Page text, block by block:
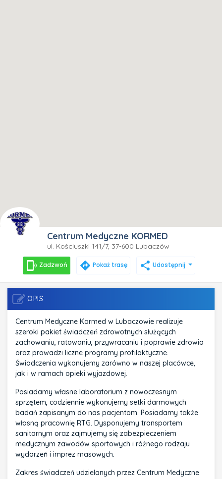
Centrum Medyczne KORMED
ul. Kościuszki 141/7, 37-600 Lubaczów
phonelink_ring Zadzwoń directions Pokaż trasę share Udostępnij
OPIS
Centrum Medyczne Kormed w Lubaczowie realizuje
szeroki pakiet świadczeń zdrowotnych służących
zachowaniu, ratowaniu, przywracaniu i poprawie zdrowia
oraz prowadzi liczne programy profilaktyczne.
Świadczenia wykonujemy zarówno w naszej placówce,
jak i w ramach opieki wyjazdowej.
Posiadamy własne laboratorium z nowoczesnym
sprzętem, codziennie wykonujemy setki darmowych
badań zapisanym do nas pacjentom. Posiadamy także
własną pracownię RTG. Dysponujemy transportem
sanitarnym oraz zajmujemy się zabezpieczeniem
medycznym zawodów sportowych i różnego rodzaju
wydarzeń i imprez masowych.
Zakres świadczeń udzielanych przez Centrum Medyczne